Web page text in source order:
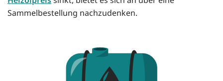
Sammelbestellung nachzudenken.